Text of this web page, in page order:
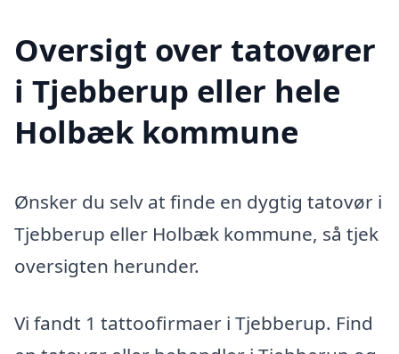
Oversigt over tatovører
i Tjebberup eller hele
Holbæk kommune
Ønsker du selv at finde en dygtig tatovør i
Tjebberup eller Holbæk kommune, så tjek
oversigten herunder.
Vi fandt 1 tattoofirmaer i Tjebberup. Find